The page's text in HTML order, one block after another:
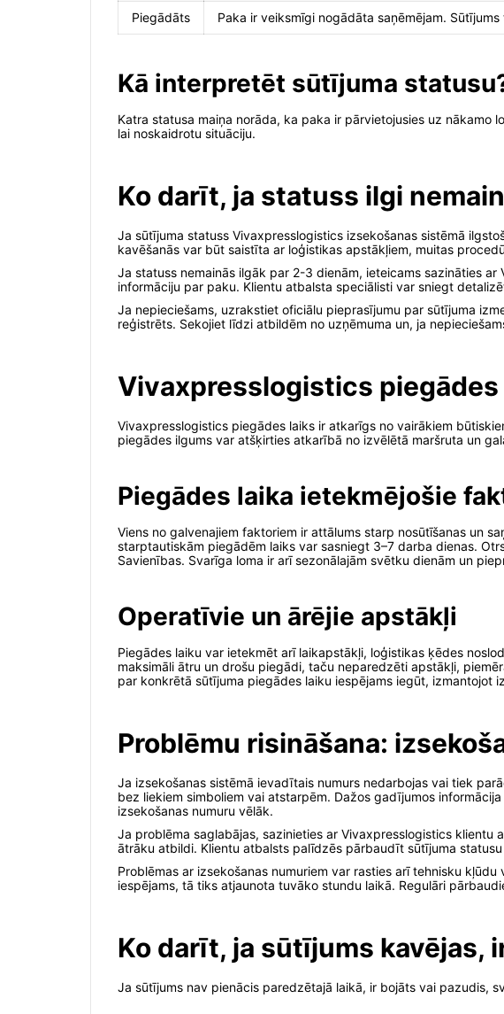
Piegādāts Paka ir veiksmīgi nogādāta saņēmējam.
Kā interpretēt sūtījuma
Katra statusa maiņa norāda, ka paka ir pārvietojusies uz nākamo
lai noskaidrotu situāciju.
Ko darīt, ja statuss ilgi
Ja sūtījuma statuss Vivaxpresslogistics izsekošanas sistēmā
kavēšanās var būt saistīta ar loģistikas apstākļiem, muitas
Ja statuss nemainās ilgāk par 2-3 dienām, ieteicams sazināties
informāciju par paku. Klientu atbalsta speciālisti var sniegt
Ja nepieciešams, uzrakstiet oficiālu pieprasījumu par sūtījuma
reģistrēts. Sekojiet līdzi atbildēm no uzņēmuma un, ja
Vivaxpresslogistics
Vivaxpresslogistics piegādes laiks ir atkarīgs no vairākiem
piegādes ilgums var atšķirties atkarībā no izvēlētā maršruta un
Piegādes laika ietekmējošie
Viens no galvenajiem faktoriem ir attālums starp nosūtīšanas un
starptautiskām piegādēm laiks var sasniegt 3–7 darba dienas.
Savienības. Svarīga loma ir arī sezonālajām svētku dienām un
Operatīvie un ārējie apstākļi
Piegādes laiku var ietekmēt arī laikapstākļi, loģistikas ķēdes
maksimāli ātru un drošu piegādi, taču neparedzēti apstākļi,
par konkrētā sūtījuma piegādes laiku iespējams iegūt, izmantojot
Problēmu risināšana:
Ja izsekošanas sistēmā ievadītais numurs nedarbojas vai tiek
bez liekiem simboliem vai atstarpēm. Dažos gadījumos
izsekošanas numuru vēlāk.
Ja problēma saglabājas, sazinieties ar Vivaxpresslogistics
ātrāku atbildi. Klientu atbalsts palīdzēs pārbaudīt sūtījuma
Problēmas ar izsekošanas numuriem var rasties arī tehnisku
iespējams, tā tiks atjaunota tuvāko stundu laikā. Regulāri
Ko darīt, ja sūtījums kavējas,
Ja sūtījums nav pienācis paredzētajā laikā, ir bojāts vai pazudis,